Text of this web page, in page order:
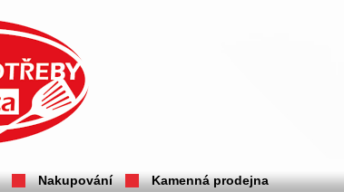
Nakupování Kamenná prodejna